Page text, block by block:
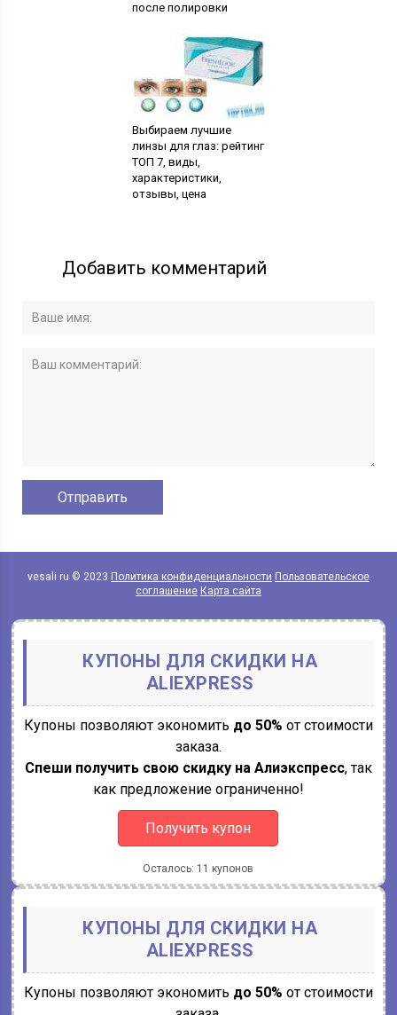
после полировки
Выбираем лучшие
линзы для глаз: рейтинг
ТОП 7, виды,
характеристики,
отзывы, цена
Добавить комментарий
vesali.ru © 2023 Политика конфиденциальности Пользовательское
соглашение Карта сайта
КУПОНЫ ДЛЯ СКИДКИ НА
ALIEXPRESS
Купоны позволяют экономить до 50% от стоимости
заказа.
Спеши получить свою скидку на Алиэкспресс, так
как предложение ограниченно!
Получить купон
Осталось: 11 купонов
КУПОНЫ ДЛЯ СКИДКИ НА
ALIEXPRESS
Купоны позволяют экономить до 50% от стоимости